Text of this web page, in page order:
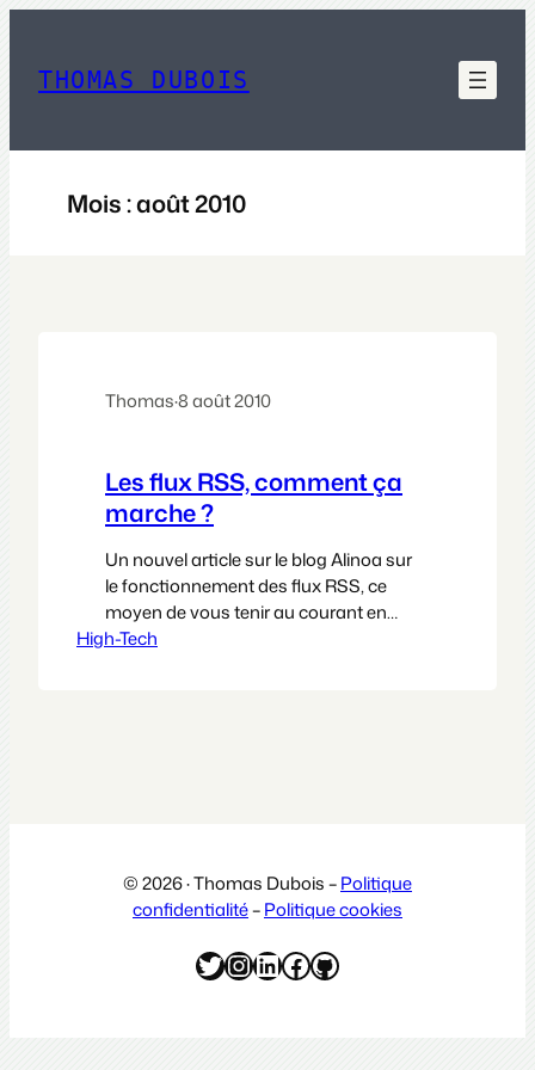
contenu
THOMAS DUBOIS
Mois :août 2010
Thomas·8 août 2010
Les flux RSS, comment ça
marche ?
Un nouvel article sur le blog Alinoa sur
le fonctionnement des flux RSS, ce
moyen de vous tenir au courant en
temps réel des actualités de tous vos
High-Tech
© 2026 · Thomas Dubois –Politique
confidentialité–Politique cookies
Twitter
Instagram
LinkedIn
Facebook
GitHub